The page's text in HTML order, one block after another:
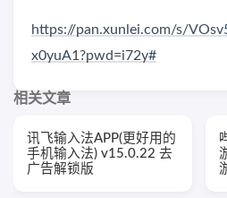
https://pan.xunlei.com/s/
x0yuA1?pwd=i72y#
相关文章
讯飞输入法APP(更好用的
手机输入法) v15.0.22 去
广告解锁版